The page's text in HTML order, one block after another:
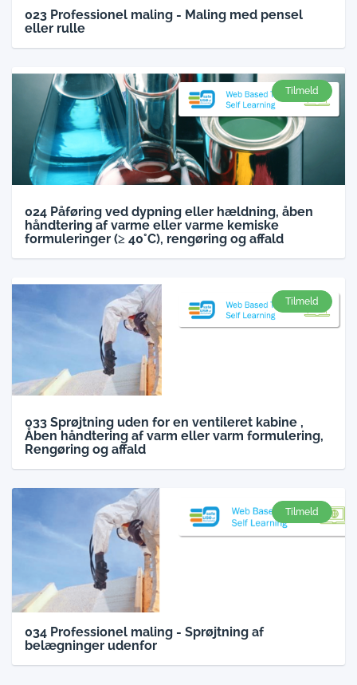
023 Professionel maling - Maling med pensel
eller rulle
Tilmeld
024 Påføring ved dypning eller hældning, åben
håndtering af varme eller varme kemiske
formuleringer (≥ 40°C), rengøring og affald
Tilmeld
033 Sprøjtning uden for en ventileret kabine ,
Åben håndtering af varm eller varm formulering,
Rengøring og affald
Tilmeld
034 Professionel maling - Sprøjtning af
belægninger udenfor